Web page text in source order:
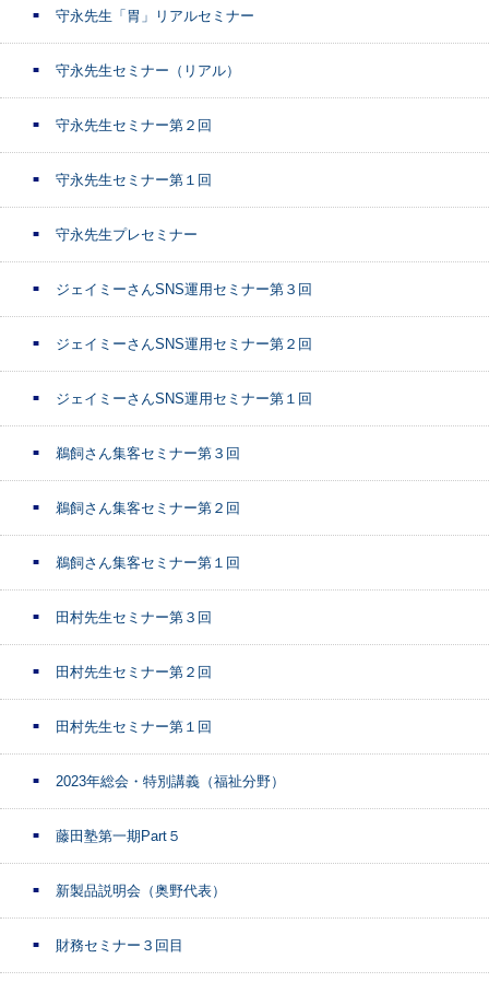
守永先生「胃」リアルセミナー
守永先生セミナー（リアル）
守永先生セミナー第２回
守永先生セミナー第１回
守永先生プレセミナー
ジェイミーさんSNS運用セミナー第３回
ジェイミーさんSNS運用セミナー第２回
ジェイミーさんSNS運用セミナー第１回
鵜飼さん集客セミナー第３回
鵜飼さん集客セミナー第２回
鵜飼さん集客セミナー第１回
田村先生セミナー第３回
田村先生セミナー第２回
田村先生セミナー第１回
2023年総会・特別講義（福祉分野）
藤田塾第一期Part５
新製品説明会（奥野代表）
財務セミナー３回目